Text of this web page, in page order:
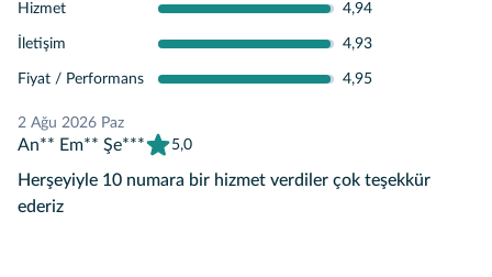
Hizmet 4,94
İletişim 4,93
Fiyat / Performans 4,95
An** Em** Şe*** 5,0
2 Ağu 2026 Paz
Herşeyiyle 10 numara bir hizmet verdiler çok teşekkür
ederiz